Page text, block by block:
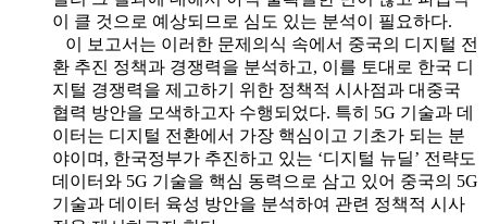
이 클 것으로 예상되므로 심도 있는 분석이 필요하다.
이 보고서는 이러한 문제의식 속에서 중국의 디지털 전
환 추진 정책과 경쟁력을 분석하고, 이를 토대로 한국 디
지털 경쟁력을 제고하기 위한 정책적 시사점과 대중국
협력 방안을 모색하고자 수행되었다. 특히 5G 기술과 데
이터는 디지털 전환에서 가장 핵심이고 기초가 되는 분
야이며, 한국정부가 추진하고 있는 ‘디지털 뉴딜’ 전략도
데이터와 5G 기술을 핵심 동력으로 삼고 있어 중국의 5G
기술과 데이터 육성 방안을 분석하여 관련 정책적 시사